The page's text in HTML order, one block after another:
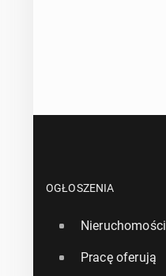
OGŁOSZENIA
Nieruchomości
Pracę oferują